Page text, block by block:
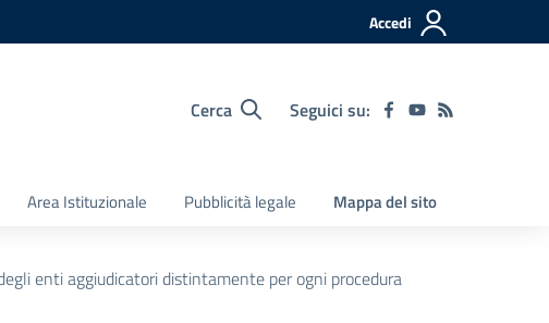
Accedi
Cerca Seguici su:
Area Istituzionale Pubblicità legale Mappa del sito
enti aggiudicatori distintamente per ogni procedura